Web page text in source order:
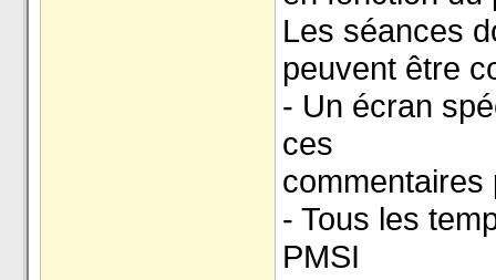
Les séances
peuvent être
- Un écran
ces
commentaires
- Tous les
PMSI